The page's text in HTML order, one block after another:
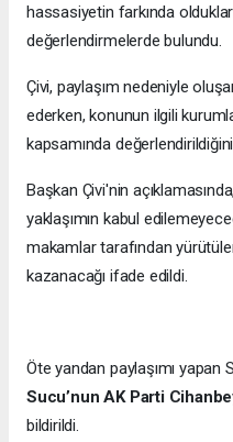
hassasiyetin farkında
değerlendirmelerde bulundu.
Çivi, paylaşım nedeniyle
ederken, konunun ilgili
kapsamında
Başkan Çivi'nin
yaklaşımın kabul
makamlar tarafından
kazanacağı ifade edildi.
Öte yandan paylaşımı yapan
Sucu’nun AK Parti
bildirildi.